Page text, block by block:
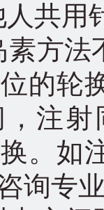
共用
法不
的轮
注
。如
询专